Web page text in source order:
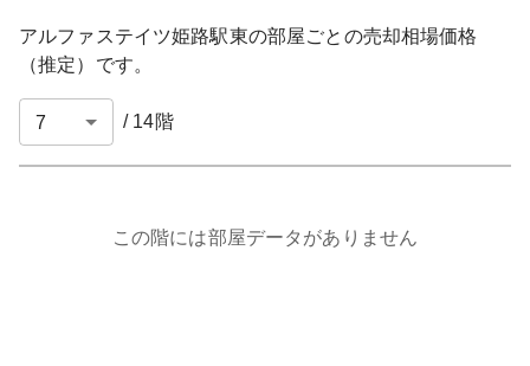
アルファステイツ姫路駅東の部屋ごとの売却相場価格
（推定）です。
/ 14階
この階には部屋データがありません